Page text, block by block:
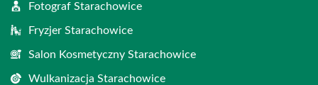
Fotograf Starachowice
Fryzjer Starachowice
Salon Kosmetyczny Starachowice
Wulkanizacja Starachowice